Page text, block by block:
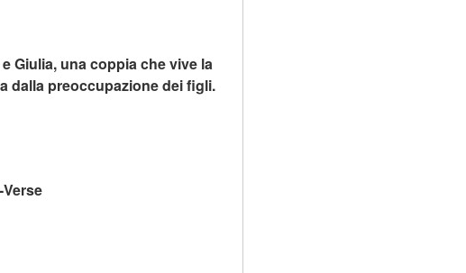
Giulia, una coppia che vive la
dalla preoccupazione dei figli.